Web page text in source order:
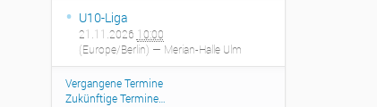
U10-Liga
21.11.2026 10:00
(Europe/Berlin) — Merian-Halle Ulm
Vergangene Termine
Zukünftige Termine…